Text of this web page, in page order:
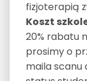
fizjoterapią
Koszt
20% rabatu
prosimy o
maila